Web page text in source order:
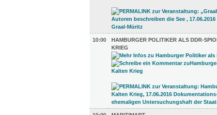
10:00
HAMBURGER POLITIKER ALS DDR-
KRIEG